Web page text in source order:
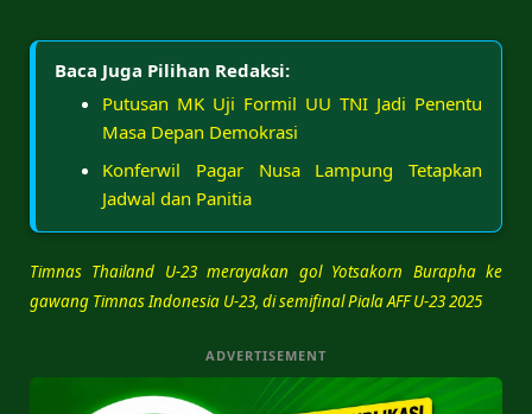
Baca Juga Pilihan Redaksi:
Putusan MK Uji Formil UU TNI Jadi Penentu
Masa Depan Demokrasi
Konferwil Pagar Nusa Lampung Tetapkan
Jadwal dan Panitia
Timnas Thailand U-23 merayakan gol Yotsakorn Burapha ke
gawang Timnas Indonesia U-23, di semifinal Piala AFF U-23 2025
ADVERTISEMENT